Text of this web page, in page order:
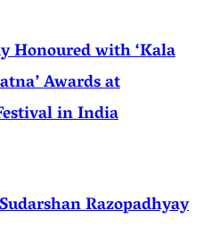
Honoured with ‘Kala
Awards at
in India
Razopadhyay